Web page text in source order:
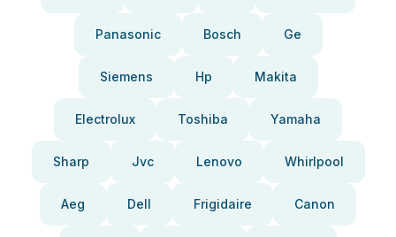
Panasonic Bosch Ge
Siemens Hp Makita
Electrolux Toshiba Yamaha
Sharp Jvc Lenovo Whirlpool
Aeg Dell Frigidaire Canon